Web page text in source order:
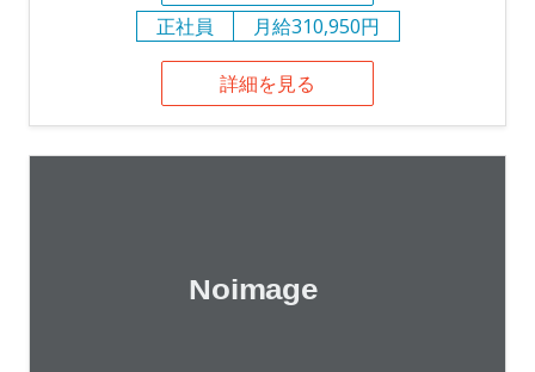
正社員
月給310,950円
詳細を見る